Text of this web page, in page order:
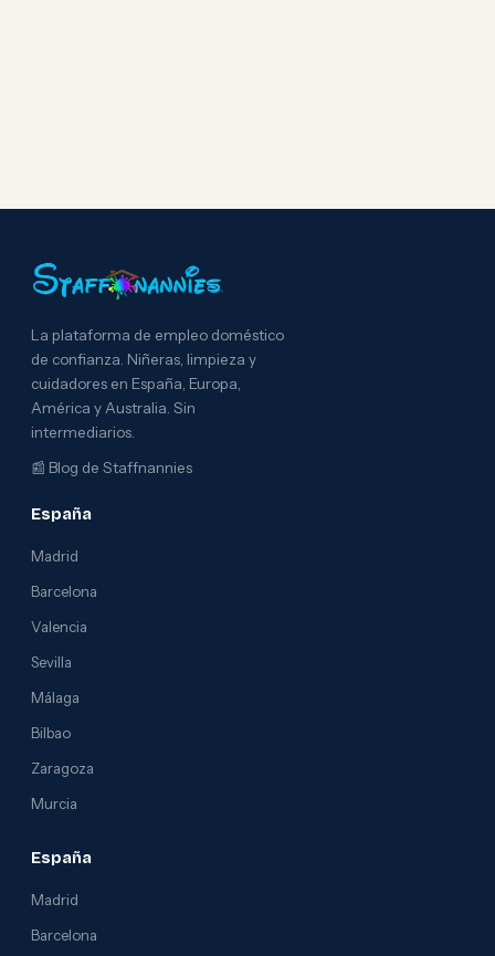
La plataforma de empleo doméstico
de confianza. Niñeras, limpieza y
cuidadores en España, Europa,
América y Australia. Sin
intermediarios.
📰 Blog de Staffnannies
España
Madrid
Barcelona
Valencia
Sevilla
Málaga
Bilbao
Zaragoza
Murcia
España
Madrid
Barcelona